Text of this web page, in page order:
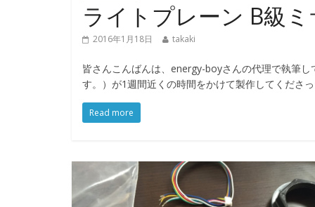
ライトプレーン B級
2016年1月18日 takaki
皆さんこんばんは、energy-boyさんの代理で執筆
す。）が1週間近くの時間をかけて製作してくださ
Read more